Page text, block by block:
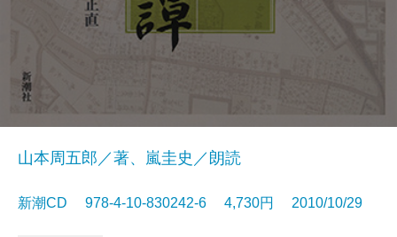
山本周五郎／著、嵐圭史／朗読
新潮CD 978-4-10-830242-6 4,730円 2010/10/29